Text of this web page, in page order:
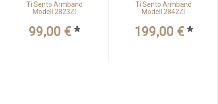
Ti Sento Armband
Modell 2823ZI
99,00 € *
Ti Sento Armband
Modell 2842ZI
199,00 € *